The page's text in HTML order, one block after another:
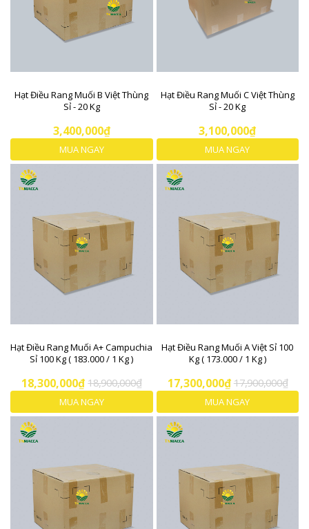
Hạt Điều Rang Muối B Việt Thùng
Sỉ - 20 Kg
3,400,000₫
MUA NGAY
Hạt Điều Rang Muối C Việt Thùng
Sỉ - 20 Kg
3,100,000₫
MUA NGAY
Hạt Điều Rang Muối A+ Campuchia
Sỉ 100 Kg ( 183.000 / 1 Kg )
18,300,000₫ 18,900,000₫
MUA NGAY
Hạt Điều Rang Muối A Việt Sỉ 100
Kg ( 173.000 / 1 Kg )
17,300,000₫ 17,900,000₫
MUA NGAY